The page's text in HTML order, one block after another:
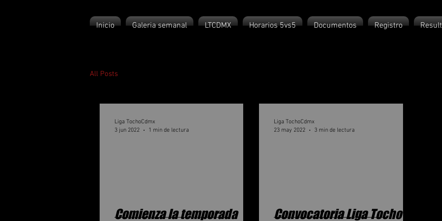
Inicio Galeria semanal LTCDMX Horarios 5vs5 Documentos Registro
All Posts
Comienza la temporada
Liga TochoCdmx
3 jun 2022
1 min de lectura
Convocatoria Liga Tocho
Liga TochoCdmx
23 may 2022
3 min de lectura